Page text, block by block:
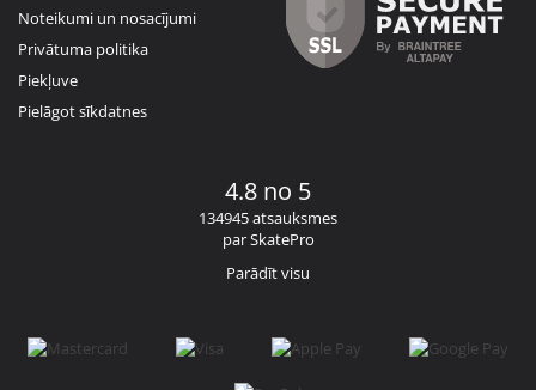
Noteikumi un nosacījumi
Privātuma politika
Piekļuve
Pielāgot sīkdatnes
4.8 no 5
134945 atsauksmes
par SkatePro
Parādīt visu